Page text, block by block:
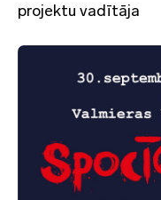
projektu vadītāja